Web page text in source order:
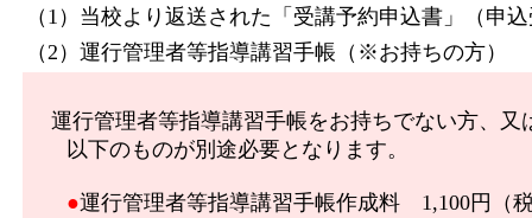
（1）当校より返送された「受講予約申込書」（申
（2）運行管理者等指導講習手帳（※お持ちの方）
運行管理者等指導講習手帳をお持ちでない方、又
以下のものが別途必要となります。
●運行管理者等指導講習手帳作成料 1,100円（